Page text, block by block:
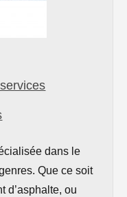
dans le
Que ce soit
d’asphalte, ou